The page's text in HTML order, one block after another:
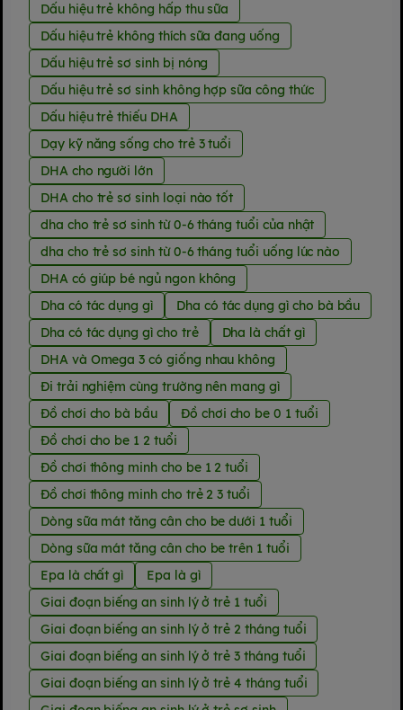
Dấu hiệu trẻ không hấp thu sữa
Dấu hiệu trẻ không thích sữa đang uống
Dấu hiệu trẻ sơ sinh bị nóng
Dấu hiệu trẻ sơ sinh không hợp sữa công thức
Dấu hiệu trẻ thiếu DHA
Dạy kỹ năng sống cho trẻ 3 tuổi
DHA cho người lớn
DHA cho trẻ sơ sinh loại nào tốt
dha cho trẻ sơ sinh từ 0-6 tháng tuổi của nhật
dha cho trẻ sơ sinh từ 0-6 tháng tuổi uống lúc nào
DHA có giúp bé ngủ ngon không
Dha có tác dụng gì
Dha có tác dụng gì cho bà bầu
Dha có tác dụng gì cho trẻ
Dha là chất gì
DHA và Omega 3 có giống nhau không
Đi trải nghiệm cùng trường nên mang gì
Đồ chơi cho bà bầu
Đồ chơi cho be 0 1 tuổi
Đồ chơi cho be 1 2 tuổi
Đồ chơi thông minh cho be 1 2 tuổi
Đồ chơi thông minh cho trẻ 2 3 tuổi
Dòng sữa mát tăng cân cho be dưới 1 tuổi
Dòng sữa mát tăng cân cho be trên 1 tuổi
Epa là chất gì
Epa là gì
Giai đoạn biếng an sinh lý ở trẻ 1 tuổi
Giai đoạn biếng an sinh lý ở trẻ 2 tháng tuổi
Giai đoạn biếng an sinh lý ở trẻ 3 tháng tuổi
Giai đoạn biếng an sinh lý ở trẻ 4 tháng tuổi